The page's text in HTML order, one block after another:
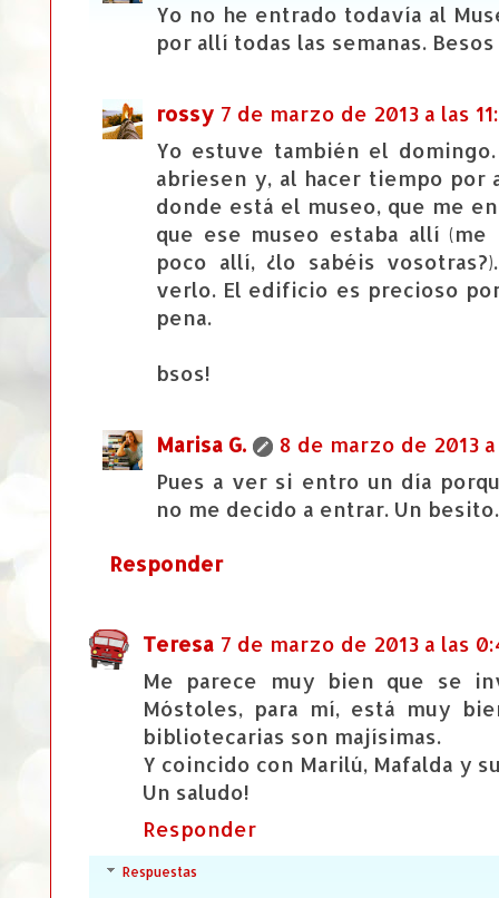
Yo no he entrado todavía al
por allí todas las semanas. Besos
rossy 7 de marzo de 2013 a las
Yo estuve también el
abriesen y, al hacer tiempo
donde está el museo, que me
que ese museo estaba allí
poco allí, ¿lo sabéis
verlo. El edificio es precioso
pena.
bsos!
Marisa G.
8 de marzo de 2013
Pues a ver si entro un día
no me decido a entrar. Un besito.
Responder
Teresa 7 de marzo de 2013 a las
Me parece muy bien que se
Móstoles, para mí, está muy
bibliotecarias son majísimas.
Y coincido con Marilú, Mafalda y
Un saludo!
Responder
Respuestas